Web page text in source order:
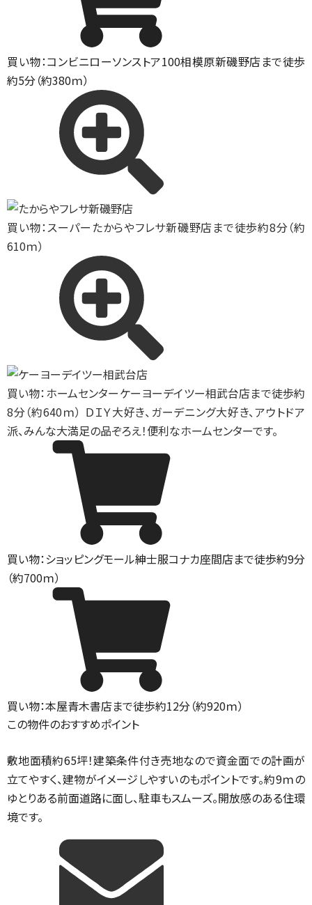
買い物：コンビニローソンストア100相模原新磯野店まで徒歩
約5分（約380ｍ）
買い物：スーパー たからやフレサ新磯野店まで徒歩約8分（約
610ｍ）
買い物：ホームセンターケーヨーデイツー相武台店まで徒歩約
8分（約640ｍ） ＤＩＹ大好き、ガーデニング大好き、アウトドア
派、みんな大満足の品ぞろえ！便利なホームセンターです。
買い物：ショッピングモール紳士服コナカ座間店まで徒歩約9分
（約700ｍ）
買い物：本屋青木書店まで徒歩約12分（約920ｍ）
この物件のおすすめポイント
敷地面積約65坪！建築条件付き売地なので資金面での計画が
立てやすく、建物がイメージしやすいのもポイントです。約9ｍの
ゆとりある前面道路に面し、駐車もスムーズ。開放感のある住環
境です。